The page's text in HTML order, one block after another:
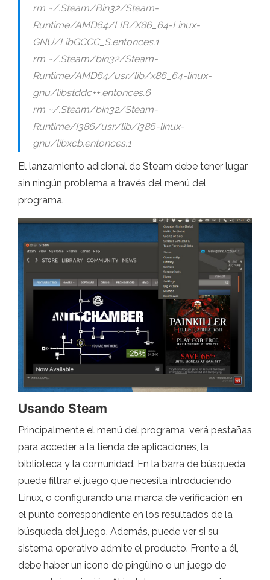
rm ~/.Steam/Bin32/Steam-
Runtime/AMD64/LIB/X86_64-Linux-
GNU/LibGCCC_S.entonces.1
rm ~/.Steam/bin32/Steam-
Runtime/AMD64/usr/lib/x86_64-linux-
gnu/libstddc++.entonces.6
rm ~/.Steam/bin32/Steam-
Runtime/I386/usr/lib/i386-linux-
gnu/libxcb.entonces.1
El lanzamiento adicional de Steam debe tener lugar
sin ningún problema a través del menú del
programa.
Usando Steam
Principalmente el menú del programa, verá pestañas
para acceder a la tienda de aplicaciones, la
biblioteca y la comunidad. En la barra de búsqueda
puede filtrar el juego que necesita introduciendo
Linux, o configurando una marca de verificación en
el punto correspondiente en los resultados de la
búsqueda del juego. Además, puede ver si su
sistema operativo admite el producto. Frente a él,
debe haber un icono de pingüino o un juego de